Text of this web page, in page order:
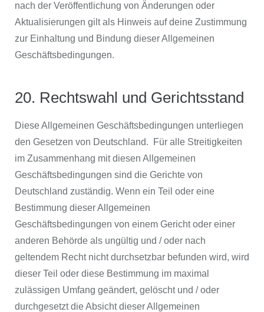
nach der Veröffentlichung von Änderungen oder
Aktualisierungen gilt als Hinweis auf deine Zustimmung
zur Einhaltung und Bindung dieser Allgemeinen
Geschäftsbedingungen.
20. Rechtswahl und Gerichtsstand
Diese Allgemeinen Geschäftsbedingungen unterliegen
den Gesetzen von Deutschland. Für alle Streitigkeiten
im Zusammenhang mit diesen Allgemeinen
Geschäftsbedingungen sind die Gerichte von
Deutschland zuständig. Wenn ein Teil oder eine
Bestimmung dieser Allgemeinen
Geschäftsbedingungen von einem Gericht oder einer
anderen Behörde als ungültig und / oder nach
geltendem Recht nicht durchsetzbar befunden wird, wird
dieser Teil oder diese Bestimmung im maximal
zulässigen Umfang geändert, gelöscht und / oder
durchgesetzt die Absicht dieser Allgemeinen